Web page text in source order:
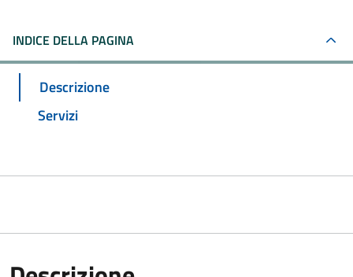
INDICE DELLA PAGINA
Descrizione
Servizi